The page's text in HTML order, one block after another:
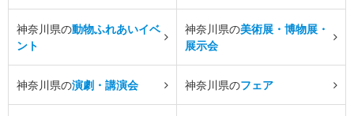
神奈川県の動物ふれあいイベ
ント
神奈川県の美術展・博物展・
展示会
神奈川県の演劇・講演会 神奈川県のフェア